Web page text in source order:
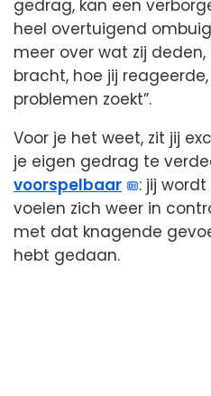
gedrag, kan een
heel overtuigend
meer over wat zij
bracht, hoe jij
problemen zoekt”.
Voor je het weet, zit jij
je eigen gedrag te
voorspelbaar
: jij
voelen zich weer in
met dat knagende
hebt gedaan.